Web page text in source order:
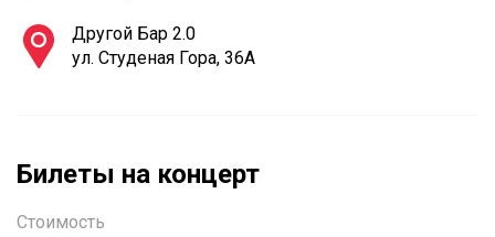
Другой Бар 2.0
ул. Студеная Гора, 36А
Билеты на концерт
Стоимость